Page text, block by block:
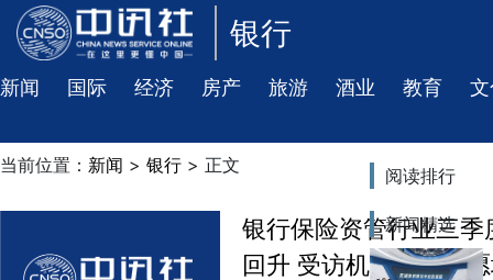
银行
新闻 国际 经济 房产 旅游 酒业 教育
当前位置： 新闻 > 银行 > 正文
银行保险资管行业三
回升 受访机构配置意
阅读排行
新闻精选